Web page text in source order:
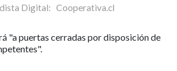
Digital: Cooperativa.cl
"a puertas cerradas por disposición de